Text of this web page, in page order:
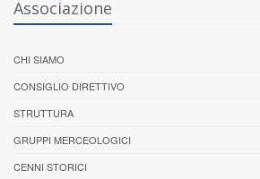
Associazione
CHI SIAMO
CONSIGLIO DIRETTIVO
STRUTTURA
GRUPPI MERCEOLOGICI
CENNI STORICI